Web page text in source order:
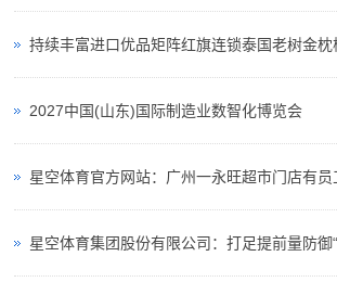
2027中国(山东)国际制造业数智化博览会
星空体育集团股份有限公司：打足提前量防御